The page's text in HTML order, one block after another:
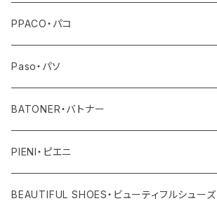
その他
トップス
ボトム
ワンピース・オールインワン
その他
PPACO・パコ
シューズ
Paso・パソ
ネックレス
ピアス
バングル
BATONER・バトナー
ニット
レディス
その他
PIENI・ピエニ
バッグ
BEAUTIFUL SHOES・ビューティフルシューズ